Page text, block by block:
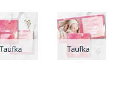
Taufkarte Rosa Wolken - quadratisch Taufkarte Rosa Wolken - Klappkarte quadratisch